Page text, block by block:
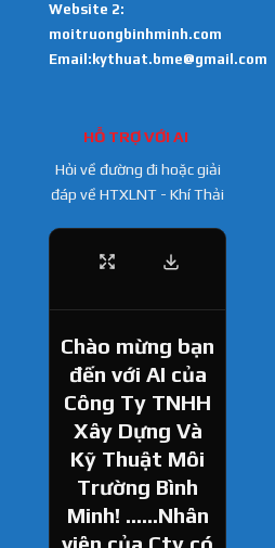
Website 2:
moitruongbinhminh.com
Email:kythuat.bme@gmail.com
HỖ TRỢ VỚI AI
Hỏi về đường đi hoặc giải
đáp về HTXLNT - Khí Thải
Chào mừng bạn
đến với AI của
Công Ty TNHH
Xây Dựng Và
Kỹ Thuật Môi
Trường Bình
Minh! ......Nhân